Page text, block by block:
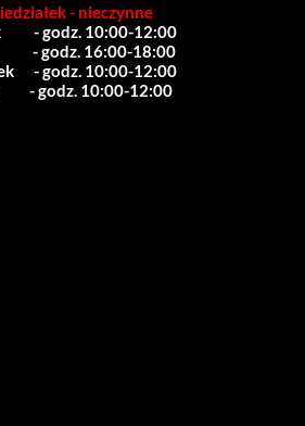
- nieczynne
- godz. 10:00-12:00
- godz. 16:00-18:00
- godz. 10:00-12:00
- godz. 10:00-12:00